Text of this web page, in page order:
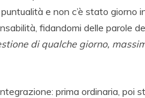
e non c’è stato giorno
fidandomi delle parole
di qualche giorno,
prima ordinaria, poi